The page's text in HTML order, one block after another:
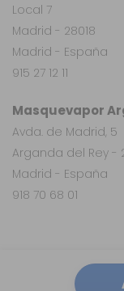
Masquevapor
Avda. de Madrid, 5
Arganda del Rey -
Madrid - España
918 70 68 01
Local 7
Madrid - 28018
Madrid - España
915 27 12 11